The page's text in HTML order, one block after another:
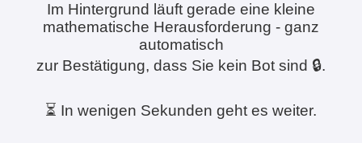
Im Hintergrund läuft gerade eine kleine
mathematische Herausforderung - ganz
automatisch
zur Bestätigung, dass Sie kein Bot sind 🔒.
⏳ In wenigen Sekunden geht es weiter.